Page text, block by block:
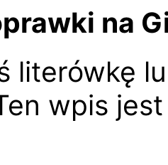
na
literówkę
wpis